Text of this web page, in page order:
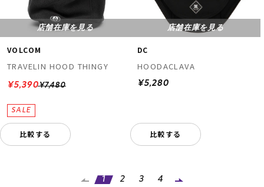
店舗在庫を見る
VOLCOM
TRAVELIN HOOD THINGY
¥7,480
¥5,390
比較する
店舗在庫を見る
DC
HOODACLAVA
¥5,280
比較する
1 2 3 4